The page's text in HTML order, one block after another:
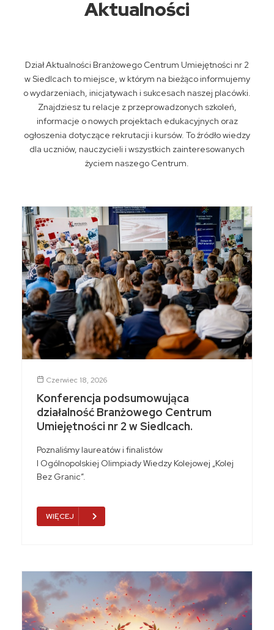
Aktualności
Dział Aktualności Branżowego Centrum Umiejętności nr 2
w Siedlcach to miejsce, w którym na bieżąco informujemy
o wydarzeniach, inicjatywach i sukcesach naszej placówki.
Znajdziesz tu relacje z przeprowadzonych szkoleń,
informacje o nowych projektach edukacyjnych oraz
ogłoszenia dotyczące rekrutacji i kursów. To źródło wiedzy
dla uczniów, nauczycieli i wszystkich zainteresowanych
życiem naszego Centrum.
Czerwiec 18, 2026
Konferencja podsumowująca
działalność Branżowego Centrum
Umiejętności nr 2 w Siedlcach.
Poznaliśmy laureatów i finalistów
I Ogólnopolskiej Olimpiady Wiedzy Kolejowej „Kolej
Bez Granic”.
WIĘCEJ